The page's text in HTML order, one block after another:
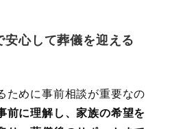
安心して葬儀を迎える
ために事前相談が重要なの
前に理解し、家族の希望を